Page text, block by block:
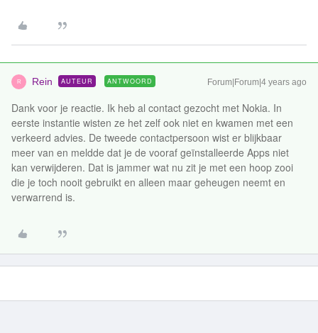
R Rein AUTEUR ANTWOORD Forum|Forum|4 years ago
Dank voor je reactie. Ik heb al contact gezocht met Nokia. In
eerste instantie wisten ze het zelf ook niet en kwamen met een
verkeerd advies. De tweede contactpersoon wist er blijkbaar
meer van en meldde dat je de vooraf geïnstalleerde Apps niet
kan verwijderen. Dat is jammer wat nu zit je met een hoop zooi
die je toch nooit gebruikt en alleen maar geheugen neemt en
verwarrend is.